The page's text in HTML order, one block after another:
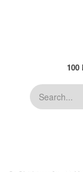
100
Suche